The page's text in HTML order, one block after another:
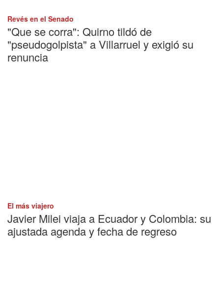
Revés en el Senado
"Que se corra": Quirno tildó de
"pseudogolpista" a Villarruel y exigió su
renuncia
El más viajero
Javier Milei viaja a Ecuador y Colombia: su
ajustada agenda y fecha de regreso